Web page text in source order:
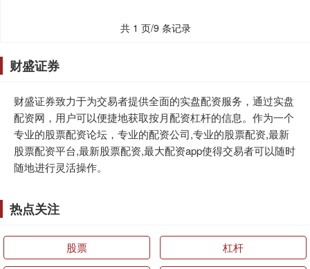
共 1 页/9 条记录
财盛证券
财盛证券致力于为交易者提供全面的实盘配资服务，通过实盘
配资网，用户可以便捷地获取按月配资杠杆的信息。作为一个
专业的股票配资论坛，专业的配资公司,专业的股票配资,最新
股票配资平台,最新股票配资,最大配资app使得交易者可以随时
随地进行灵活操作。
热点关注
股票 杠杆